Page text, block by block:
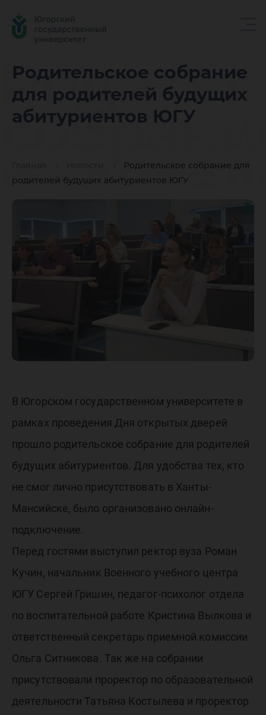
Родительское собрание
для родителей будущих
абитуриентов ЮГУ
Родительское собрание для
родителей будущих абитуриентов ЮГУ
ЮГУ
В Югорском государственном университете в
рамках проведения Дня открытых дверей
прошло родительское собрание для родителей
будущих абитуриентов. Для удобства тех, кто
не смог лично присутствовать в Ханты-
Мансийске, было организовано онлайн-
подключение.
Перед гостями выступил ректор вуза Роман
Кучин, начальник Военного учебного центра
ЮГУ Сергей Гришин, педагог-психолог отдела
по воспитательной работе Кристина Вылкова и
ответственный секретарь приемной комиссии
Ольга Ситникова. Так же на собрании
присутствовали проректор по образовательной
деятельности Татьяна Костылева и проректор